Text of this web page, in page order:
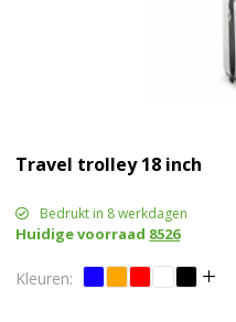
Travel trolley 18 inch
Bedrukt in 8 werkdagen
Huidige voorraad 8526